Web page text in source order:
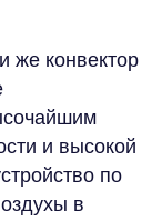
же конвектор
и высокой
по
в